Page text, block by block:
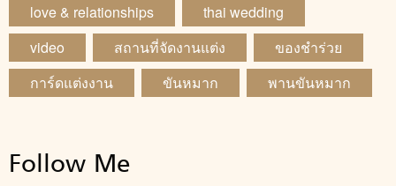
love & relationships
thai wedding
video
สถานที่จัดงานแต่ง
ของชำร่วย
การ์ดแต่งงาน
ขันหมาก พานขันหมาก
Follow Me